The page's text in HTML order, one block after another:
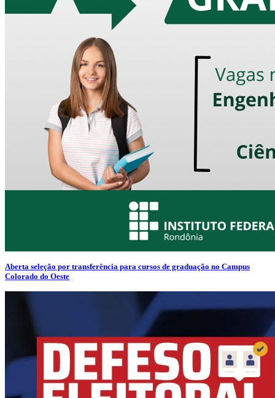
Aberta seleção por transferência para cursos de graduação no Campus
Colorado do Oeste